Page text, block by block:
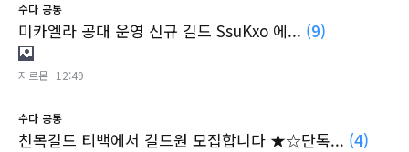
수다 공통
미카엘라 공대 운영 신규 길드 SsuKxo 에... (9)
지르몬 12:49
수다 공통
친목길드 티백에서 길드원 모집합니다 ★☆단톡... (4)